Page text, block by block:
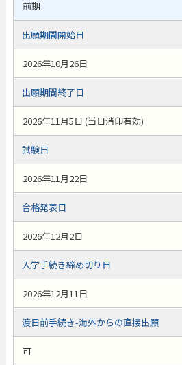
前期
出願期間開始日
2026年10月26日
出願期間終了日
2026年11月5日 (当日消印有効)
試験日
2026年11月22日
合格発表日
2026年12月2日
入学手続き締め切り日
2026年12月11日
渡日前手続き-海外からの直接出願
可